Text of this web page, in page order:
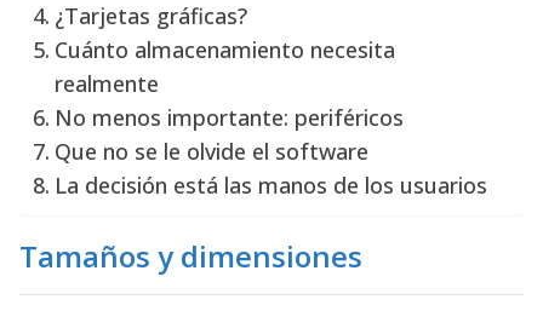
¿Tarjetas gráficas?
Cuánto almacenamiento necesita
realmente
No menos importante: periféricos
Que no se le olvide el software
La decisión está las manos de los usuarios
Tamaños y dimensiones